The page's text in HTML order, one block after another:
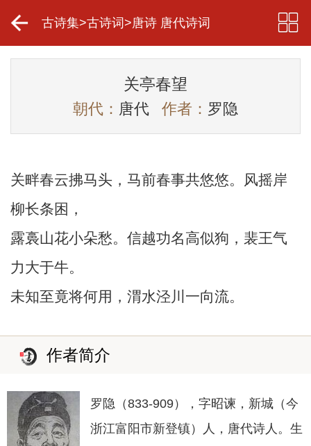
古诗集>古诗词 >唐诗 唐代诗词
关亭春望
朝代： 唐代 作者： 罗隐
关畔春云拂马头，马前春事共悠悠。风摇岸
柳长条困，
露裛山花小朵愁。信越功名高似狗，裴王气
力大于牛。
未知至竟将何用，渭水泾川一向流。
作者简介
罗隐（833-909），字昭谏，新城（今
浙江富阳市新登镇）人，唐代诗人。生